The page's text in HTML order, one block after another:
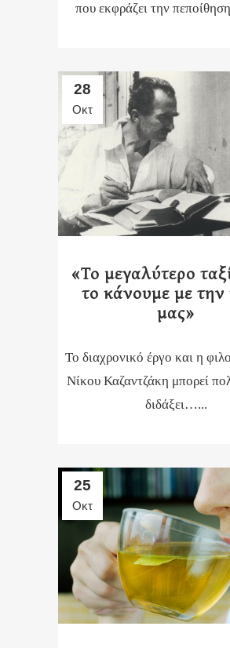
που εκφράζει την
28
Οκτ
«Το μεγαλύτερο
το κάνουμε με
μας»
Το διαχρονικό έργο και η
Νίκου Καζαντζάκη μπορεί
διδάξει…...
25
Οκτ